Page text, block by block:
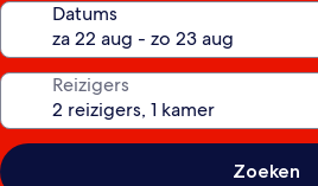
Datums
Reizigers
Zoeken